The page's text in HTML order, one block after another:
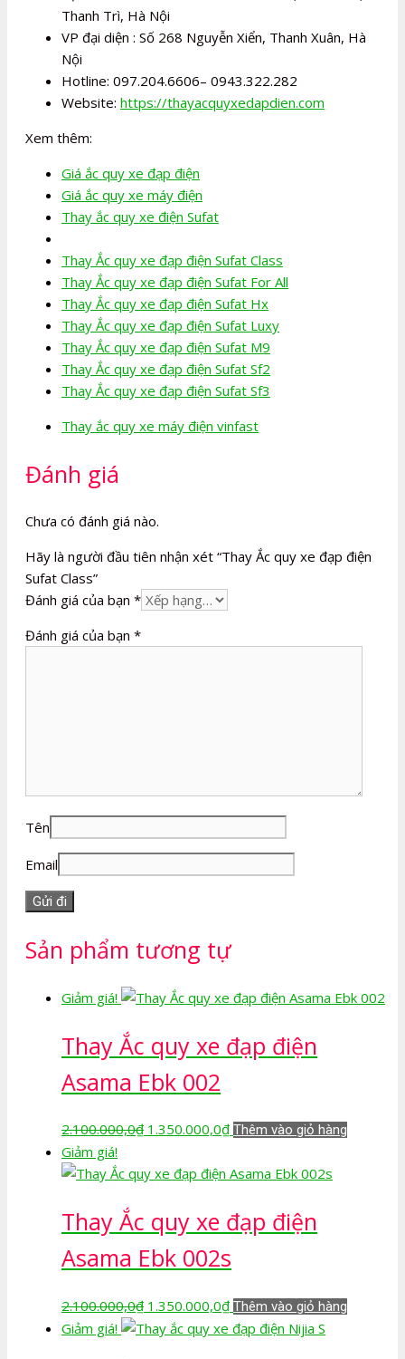
Thanh Trì, Hà Nội
VP đại diện : Số 268 Nguyễn Xiển, Thanh Xuân, Hà
Nội
Hotline: 097.204.6606– 0943.322.282
Website: https://thayacquyxedapdien.com
Xem thêm:
Giá ắc quy xe đạp điện
Giá ắc quy xe máy điện
Thay ắc quy xe điện Sufat
Thay Ắc quy xe đạp điện Sufat Class
Thay Ắc quy xe đạp điện Sufat For All
Thay Ắc quy xe đạp điện Sufat Hx
Thay Ắc quy xe đạp điện Sufat Luxy
Thay Ắc quy xe đạp điện Sufat M9
Thay Ắc quy xe đạp điện Sufat Sf2
Thay Ắc quy xe đạp điện Sufat Sf3
Thay ắc quy xe máy điện vinfast
Đánh giá
Chưa có đánh giá nào.
Hãy là người đầu tiên nhận xét “Thay Ắc quy xe đạp điện
Sufat Class”
Đánh giá của bạn *
Đánh giá của bạn *
Tên
Email
Sản phẩm tương tự
Giảm giá!
Thay Ắc quy xe đạp điện
Asama Ebk 002
2.100.000,0₫ Giá
là:
1.350.000,0₫Giá
tại
1.350.000,0₫.
Thêm vào giỏ hàng
Giảm giá!
Thay Ắc quy xe đạp điện
Asama Ebk 002s
2.100.000,0₫ Giá
gốc
1.350.000,0₫Giá
hiện
Thêm vào giỏ hàng
Giảm giá!